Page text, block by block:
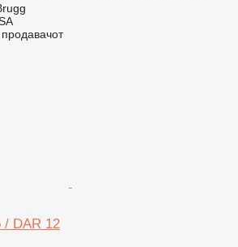
продавачот
/ DAR 12